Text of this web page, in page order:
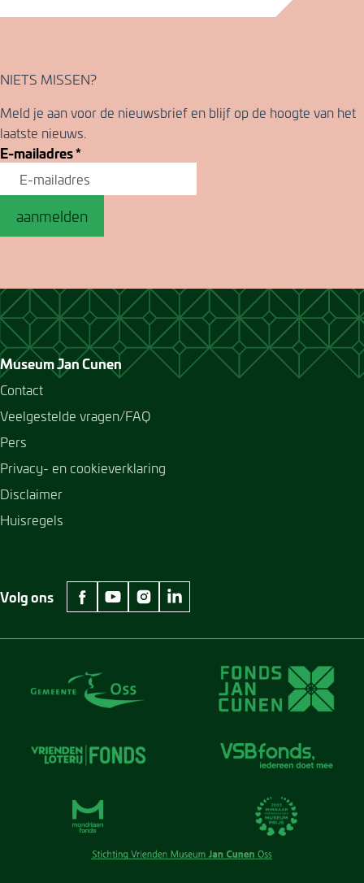
NIETS MISSEN?
Meld je aan voor de nieuwsbrief en blijf op de hoogte van het
laatste nieuws.
E-mailadres*
aanmelden
Museum Jan Cunen
Contact
Veelgestelde vragen/FAQ
Pers
Privacy- en cookieverklaring
Disclaimer
Huisregels
Volg ons
facebook Museum Jan Cunen
youtube Museum Jan Cunen
instagram Museum Jan Cunen
linkedin Museum Jan Cunen